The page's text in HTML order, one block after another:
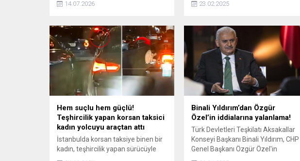
görüşmesinde Türkiye'nin Lübnan'ın
diplomatik girişimlerinin sürdüğünü
belirtti.
14.07.2026 23.02.2025
Hem suçlu hem güçlü!
Teşhircilik yapan korsan taksici
kadın yolcuyu araçtan attı
İstanbulda korsan taksiye binen bir
kadın, teşhircilik yapan sürücüyle
Binali Yıldırım’dan Özgür
Özel’in iddialarına yalanlama!
Türk Devletleri Teşkilatı Aksakallar
Konseyi Başkanı Binali Yıldırım, CHP
Genel Başkanı Özgür Özel'in